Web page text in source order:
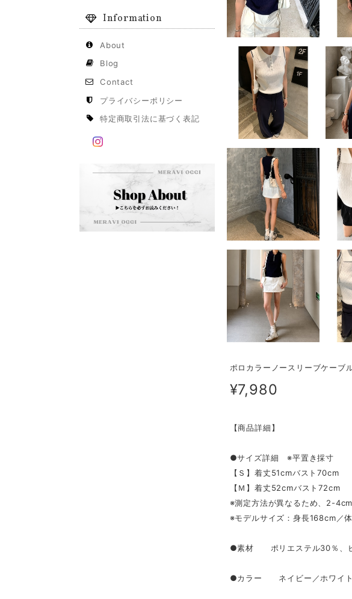
Information
About
Blog
Contact
プライバシーポリシー
特定商取引法に基づく表記
ポロカラーノースリーブケーブ
¥7,980
【商品詳細】
●サイズ詳細 ※平置き採寸
【Ｓ】着丈51cmバスト70cm
【Ｍ】着丈52cmバスト72cm
※測定方法が異なるため、2-
※モデルサイズ：身長168cm／
●素材 ポリエステル30％、
●カラー ネイビー／ホワイト